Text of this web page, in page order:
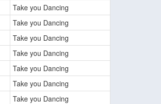
Take you Dancing
Take you Dancing
Take you Dancing
Take you Dancing
Take you Dancing
Take you Dancing
Take you Dancing